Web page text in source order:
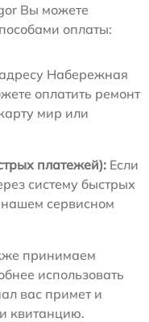
Вы можете
оплаты:
Набережная
оплатить ремонт
мир или
платежей): Если
систему быстрых
нашем сервисном
принимаем
использовать
вас примет и
квитанцию.